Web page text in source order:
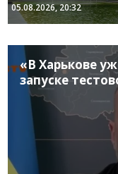
05.08.2026, 20:32
«В Харькове
запуске